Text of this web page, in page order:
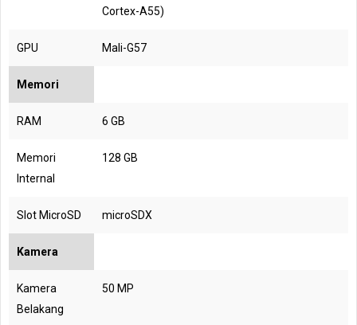
Cortex-A55)
GPU Mali-G57
Memori
RAM 6 GB
Memori
Internal
128 GB
Slot MicroSD microSDX
Kamera
Kamera
Belakang
50 MP